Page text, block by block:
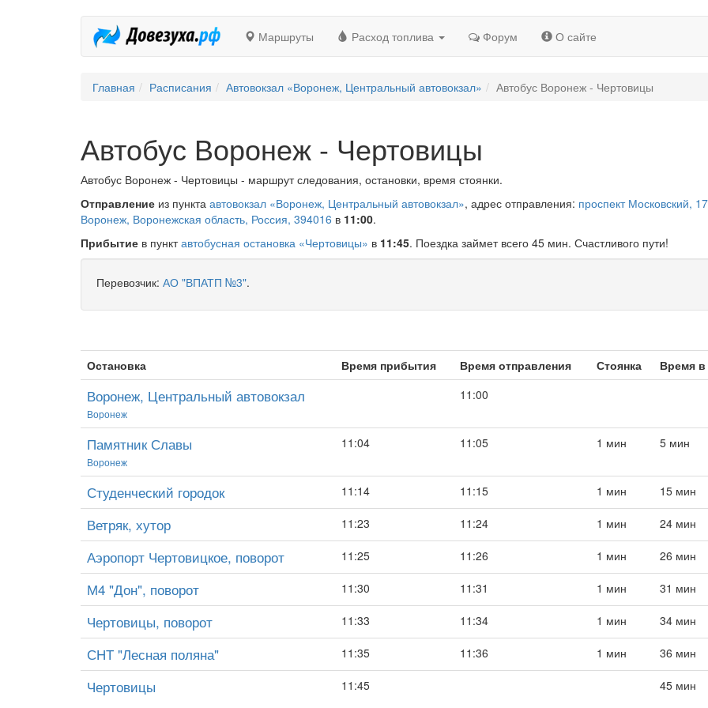
Маршруты Расход топлива Форум О сайте
Главная Расписания Автовокзал «Воронеж, Центральный автовокзал» Автобус Воронеж - Чертовицы
Автобус Воронеж - Чертовицы
Автобус Воронеж - Чертовицы - маршрут следования, остановки, время стоянки.
Отправление из пункта автовокзал «Воронеж, Центральный автовокзал», адрес отправления: проспект Московский,
Воронеж, Воронежская область, Россия, 394016 в 11:00.
Прибытие в пунктавтобусная остановка «Чертовицы» в 11:45. Поездка займет всего 45 мин. Счастливого пути!
Перевозчик: АО "ВПАТП №3".
Остановка Время прибытия Время отправления Стоянка Время в
Воронеж, Центральный автовокзал
Воронеж
11:00
Памятник Славы
Воронеж
11:04 11:05 1 мин 5 мин
Студенческий городок 11:14 11:15 1 мин 15 мин
Ветряк, хутор 11:23 11:24 1 мин 24 мин
Аэропорт Чертовицкое, поворот 11:25 11:26 1 мин 26 мин
М4 "Дон", поворот 11:30 11:31 1 мин 31 мин
Чертовицы, поворот 11:33 11:34 1 мин 34 мин
СНТ "Лесная поляна" 11:35 11:36 1 мин 36 мин
Чертовицы 11:45 45 мин